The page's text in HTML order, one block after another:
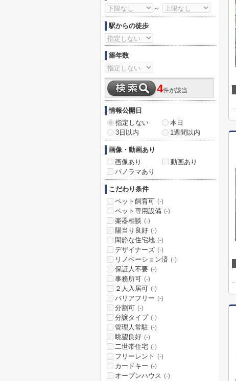
～
駅からの徒歩
築年数
4件が該当
情報公開日
指定しない
本日
3日以内
1週間以内
画像・動画あり
画像あり
動画あり
パノラマあり
こだわり条件
ペット飼育可 (-)
ペット専用設備 (-)
楽器相談 (-)
陽当り良好 (-)
閑静な住宅地 (-)
デザイナーズ (-)
リノベーション済 (-)
保証人不要 (-)
事務所可 (-)
２人入居可 (-)
バリアフリー (-)
分割可 (-)
分譲タイプ (-)
管理人常駐 (-)
眺望良好 (-)
二世帯住宅 (-)
フリーレント (-)
カードキー (-)
オープンハウス (-)